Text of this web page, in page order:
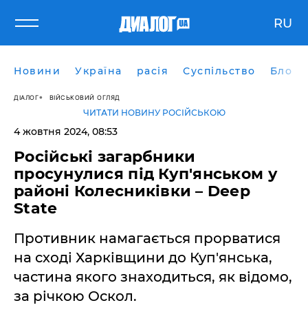
RU
Новини Україна расія Суспільство Блоги
ДІАЛОГ ВІЙСЬКОВИЙ ОГЛЯД
ЧИТАТИ НОВИНУ РОСІЙСЬКОЮ
4 жовтня 2024, 08:53
Російські загарбники
просунулися під Куп'янськом у
районі Колесниківки – Deep
State
Противник намагається прорватися
на сході Харківщини до Куп'янська,
частина якого знаходиться, як відомо,
за річкою Оскол.